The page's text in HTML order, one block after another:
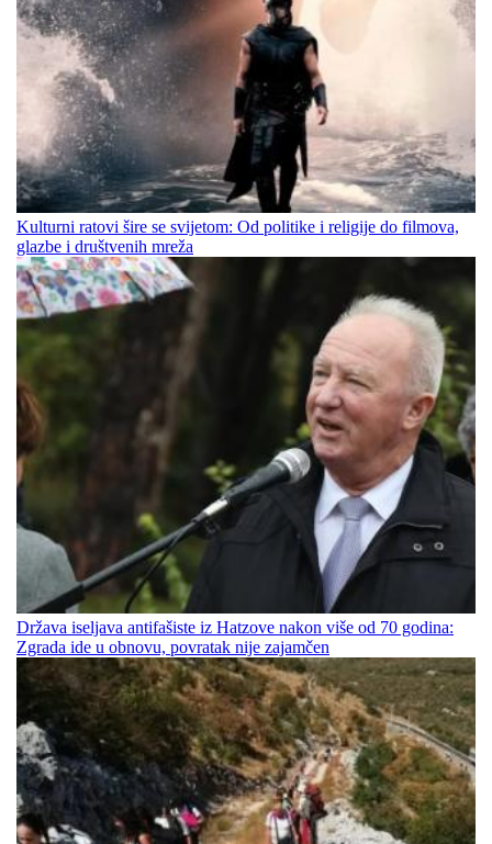
Kulturni ratovi šire se svijetom: Od politike i religije do filmova,
glazbe i društvenih mreža
Država iseljava antifašiste iz Hatzove nakon više od 70 godina:
Zgrada ide u obnovu, povratak nije zajamčen